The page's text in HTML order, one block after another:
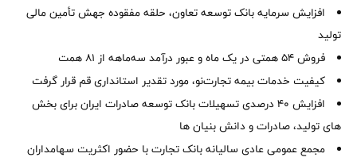
افزایش سرمایه بانک توسعه تعاون، حلقه مفقوده جهش تأمین مالی
تولید
فروش 54 همتی در یک ماه و عبور درآمد سه‌ماهه از 81 همت
کیفیت خدمات بیمه تجارت‌نو، مورد تقدیر استانداری قم قرار گرفت
افزایش 40 درصدی تسهیلات بانک توسعه صادرات ایران برای بخش
های تولید، صادرات و دانش بنیان ها
مجمع عمومی عادی سالیانه بانک تجارت با حضور اکثریت سهامداران